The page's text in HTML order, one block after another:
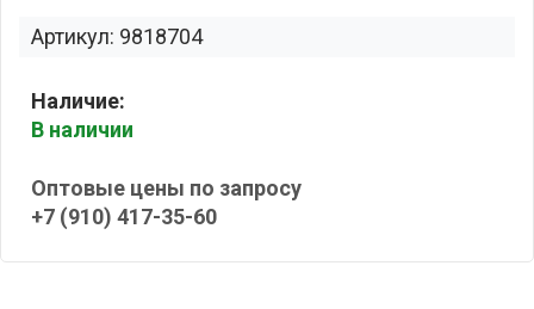
Артикул: 9818704
Наличие:
В наличии
Оптовые цены по запросу
+7 (910) 417-35-60